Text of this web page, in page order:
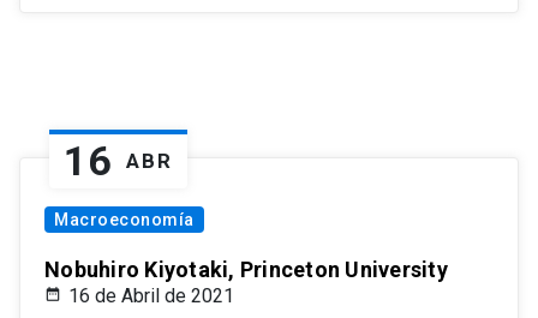
16 ABR
Macroeconomía
Nobuhiro Kiyotaki, Princeton University
16 de Abril de 2021